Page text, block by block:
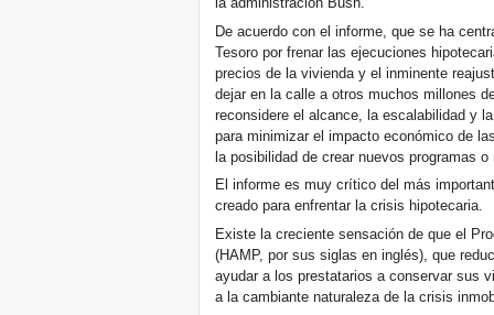
De acuerdo con el informe, que se ha
Tesoro por frenar las ejecuciones
precios de la vivienda y el inminente
dejar en la calle a otros muchos millones
reconsidere el alcance, la escalabilidad y
para minimizar el impacto económico de
la posibilidad de crear nuevos programas
El informe es muy crítico del más
creado para enfrentar la crisis hipotecaria.
Existe la creciente sensación de que el
(HAMP, por sus siglas en inglés), que
ayudar a los prestatarios a conservar sus
a la cambiante naturaleza de la crisis